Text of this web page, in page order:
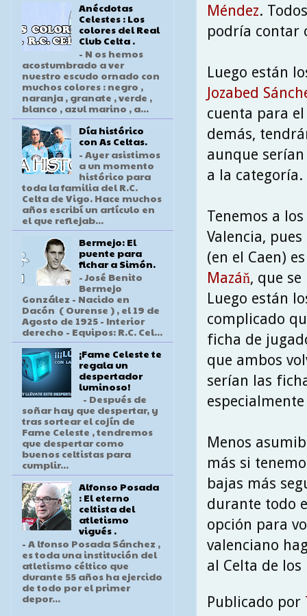
Méndez.
podría contar
Luego están
Jozabed
cuenta para
demás,
aunque
a la categoría.
Tenemos a
Valencia,
(en el Caen)
Mazáň, que
Luego están
complicado
ficha de
que ambos
serían las
Menos
más si
bajas más
durante todo
opción para
valenciano
al Celta de
Publicado por
Anécdotas
Celestes : Los
colores del Real
Club Celta .
- N os hemos
acostumbrado a ver
nuestro escudo ornado con
muchos colores : negro ,
naranja , granate , verde ,
blanco , azul marino , a...
Día histórico
con As Celtas.
- Ayer asistimos
a un momento
histórico para
toda la familia del R.C.
Celta de Vigo. Hace muchos
años escribí un artículo en
el que reflejab...
Bermejo: El
puente para
fichar a Simón.
- José Benito
Bermejo
González - Nacido en
Dacón ( Ourense ) , el 19 de
Agosto de 1925 - Interior
derecho - Equipos: R.C. Cel...
¡Fame Celeste te
regala un
despertador
luminoso!
- Después de
soñar hay que despertar, y
tras sortear el cojín de
Fame Celeste , tendremos
que despertar como
buenos celtistas para
cumplir...
Alfonso Posada
: El eterno
celtista del
atletismo
vigués .
- A lfonso Posada Sánchez ,
es toda una institución del
atletismo céltico que
durante 55 años ha ejercido
de todo por el primer
depor...